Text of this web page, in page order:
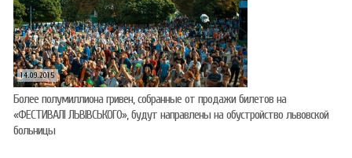
14.09.2015
Более полумиллиона гривен, собранные от продажи билетов на
«ФЕСТИВАЛІ ЛЬВІВСЬКОГО», будут направлены на обустройство львовской
больницы